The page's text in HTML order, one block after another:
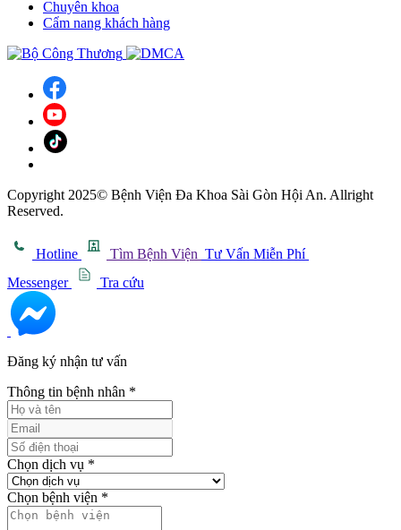
Chuyên khoa
Cẩm nang khách hàng
Copyright 2025© Bệnh Viện Đa Khoa Sài Gòn Hội An. Allright
Reserved.
Hotline Tìm Bệnh Viện Tư Vấn Miễn Phí
Messenger
Tra cứu
Đăng ký nhận tư vấn
Thông tin bệnh nhân *
Chọn dịch vụ *
Chọn bệnh viện *